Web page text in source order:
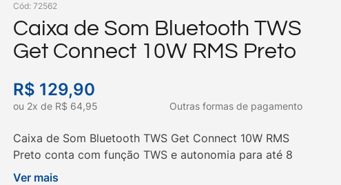
Cód: 72562
Caixa de Som Bluetooth TWS
Get Connect 10W RMS Preto
R$ 129,90
ou 2x de R$ 64,95 Outras formas de pagamento
Caixa de Som Bluetooth TWS Get Connect 10W RMS
Preto conta com função TWS e autonomia para até 8
horas de reprodução de músicas. Compre aqui na Get!
Ver mais